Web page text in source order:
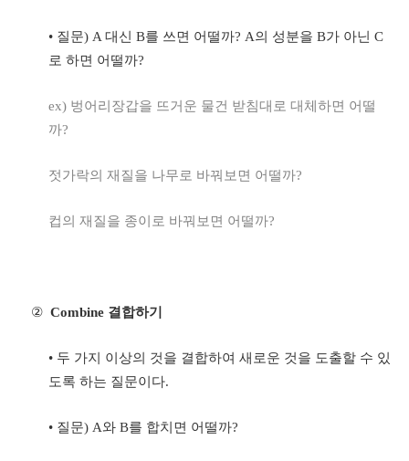
• 질문) A 대신 B를 쓰면 어떨까? A의 성분을 B가 아닌 C
로 하면 어떨까?
ex) 벙어리장갑을 뜨거운 물건 받침대로 대체하면 어떨
까?
젓가락의 재질을 나무로 바꿔보면 어떨까?
컵의 재질을 종이로 바꿔보면 어떨까?
② Combine 결합하기
• 두 가지 이상의 것을 결합하여 새로운 것을 도출할 수 있
도록 하는 질문이다.
• 질문) A와B를 합치면 어떨까?